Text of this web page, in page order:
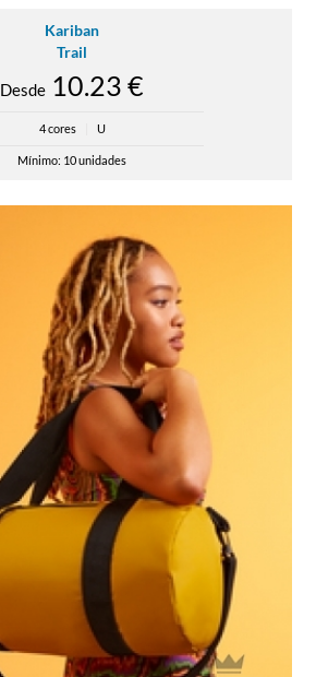
Kariban
Trail
Desde 10.23 €
4 cores U
Mínimo: 10 unidades